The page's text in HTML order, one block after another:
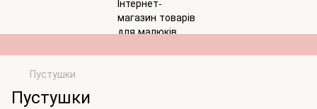
Пустушки
Пустушки